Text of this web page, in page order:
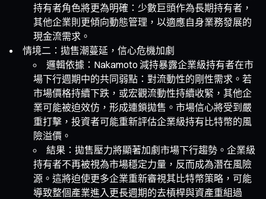
持有者角色將更為明確：少數巨頭作為長期持有者，
其他企業則更傾向動態管理，以適應自身業務發展的
現金流需求。
情境二：拋售潮蔓延，信心危機加劇
邏輯依據：Nakamoto 減持暴露企業級持有者在市
場下行週期中的共同弱點：對流動性的剛性需求。若
市場價格持續下跌，或宏觀流動性持續收緊，其他企
業可能被迫效仿，形成連鎖拋售。市場信心將受到嚴
重打擊，投資者可能重新評估企業級持有比特幣的風
險溢價。
結果：拋售壓力將顯著加劇市場下行趨勢。企業級
持有者不再被視為市場穩定力量，反而成為潛在風險
源。這將迫使更多企業重新審視其比特幣策略，可能
導致整個產業進入更長週期的去槓桿與資產重組過